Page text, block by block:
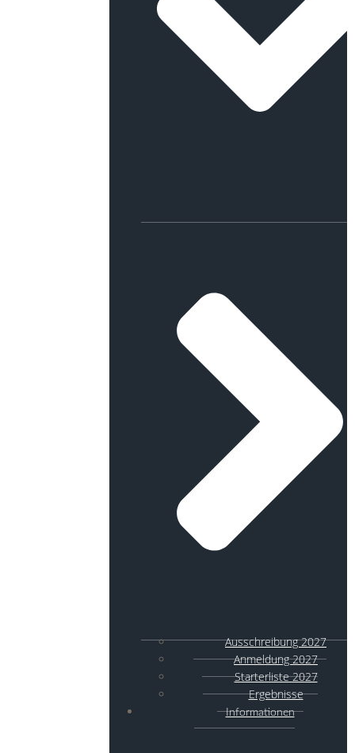
Ausschreibung 2027
Anmeldung 2027
Starterliste 2027
Ergebnisse
Informationen